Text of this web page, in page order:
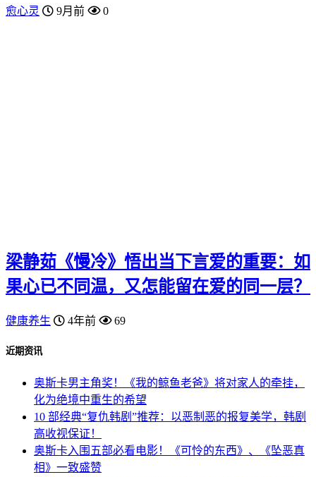
愈心灵 9月前 0
梁静茹《慢冷》悟出当下言爱的重要：如
果心已不同温，又怎能留在爱的同一层？
健康养生 4年前 69
近期资讯
奥斯卡男主角奖！《我的鲸鱼老爸》将对家人的牵挂，
化为绝境中重生的希望
10 部经典“复仇韩剧”推荐：以恶制恶的报复美学，韩剧
高收视保证！
奥斯卡入围五部必看电影！《可怜的东西》、《坠恶真
相》一致盛赞